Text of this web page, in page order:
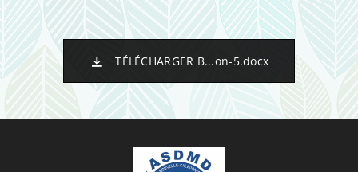
TÉLÉCHARGER B...on-5.docx